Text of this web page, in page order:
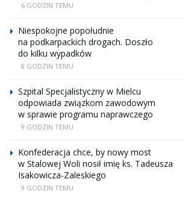
6 GODZIN TEMU
Niespokojne popołudnie
na podkarpackich drogach. Doszło
do kilku wypadków
8 GODZIN TEMU
Szpital Specjalistyczny w Mielcu
odpowiada związkom zawodowym
w sprawie programu naprawczego
9 GODZIN TEMU
Konfederacja chce, by nowy most
w Stalowej Woli nosił imię ks. Tadeusza
Isakowicza-Zaleskiego
9 GODZIN TEMU